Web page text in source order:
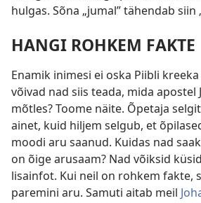
hulgas. Sõna „jumal” tähendab siin
HANGI ROHKEM FAKTE
Enamik inimesi ei oska Piibli
võivad nad siis teada, mida apostel
mõtles? Toome näite. Õpetaja
ainet, kuid hiljem selgub, et
moodi aru saanud. Kuidas nad
on õige arusaam? Nad võiksid
lisainfot. Kui neil on rohkem fakte,
paremini aru. Samuti aitab meil